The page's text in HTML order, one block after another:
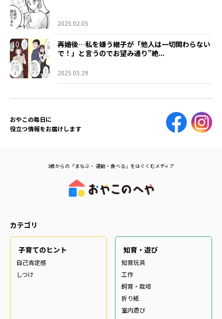
2025.02.05
10
再婚後…私を嫌う継子が「他人は一切関わらない
で！」と言うのでお望み通り”絶...
2025.05.29
おやこの毎日に
役立つ情報をお届けします
3歳からの「まなぶ・ 運動・食べる」をはぐくむメディア
カテゴリ
子育てのヒント
自己肯定感
しつけ
知育・遊び
知育玩具
工作
飼育・栽培
折り紙
室内遊び